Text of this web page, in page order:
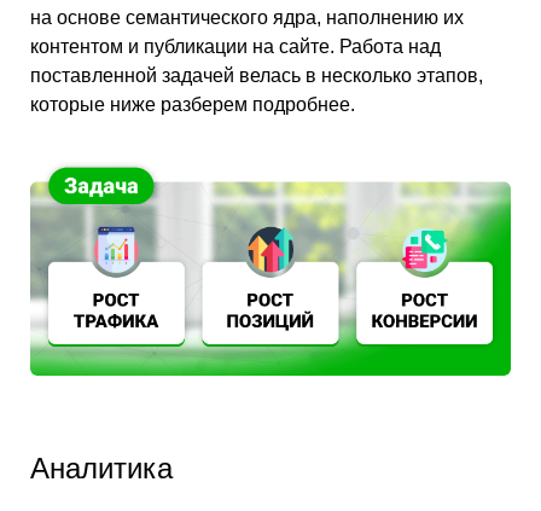
на основе семантического ядра, наполнению их
контентом и публикации на сайте. Работа над
поставленной задачей велась в несколько этапов,
которые ниже разберем подробнее.
Аналитика